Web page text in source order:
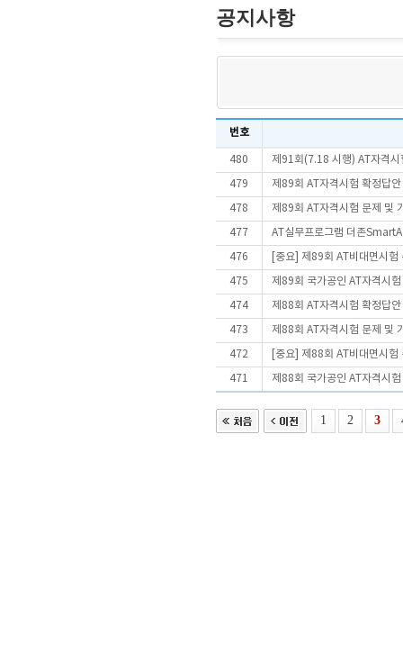
공지사항
번호
480 제91회(7.18 시행) AT자격
479 제89회 AT자격시험 확정답
478 제89회 AT자격시험 문제 및
477 AT실무프로그램 더존
476 [중요] 제89회 AT비대면시험
475 제89회 국가공인 AT자격시
474 제88회 AT자격시험 확정답
473 제88회 AT자격시험 문제 및
472 [중요] 제88회 AT비대면시험
471 제88회 국가공인 AT자격시
1 2 3